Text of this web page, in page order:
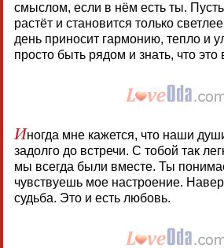
смыслом, если в нём есть ты.
растёт и становится только
день приносит гармонию, тепло и
просто быть рядом и знать, что это
Иногда мне кажется, что наши
задолго до встречи. С тобой так
мы всегда были вместе. Ты
чувствуешь мое настроение.
судьба. Это и есть любовь.